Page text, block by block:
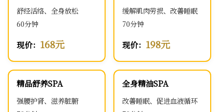
舒经活络、全身放松
60分钟
现价： 168元
缓解肌肉劳损、改善睡眠
70分钟
现价： 198元
精品舒养SPA
强腰护肾、滋养脏腑
全身精油SPA
改善睡眠、促进血液循环